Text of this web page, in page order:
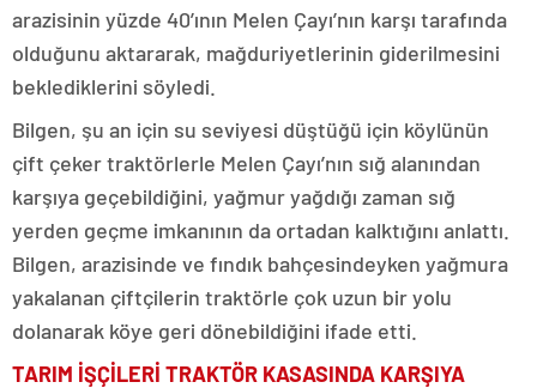
arazisinin yüzde 40’ının Melen Çayı’nın karşı tarafında
olduğunu aktararak, mağduriyetlerinin giderilmesini
beklediklerini söyledi.
Bilgen, şu an için su seviyesi düştüğü için köylünün
çift çeker traktörlerle Melen Çayı’nın sığ alanından
karşıya geçebildiğini, yağmur yağdığı zaman sığ
yerden geçme imkanının da ortadan kalktığını anlattı.
Bilgen, arazisinde ve fındık bahçesindeyken yağmura
yakalanan çiftçilerin traktörle çok uzun bir yolu
dolanarak köye geri dönebildiğini ifade etti.
TARIM İŞÇİLERİ TRAKTÖR KASASINDA KARŞIYA